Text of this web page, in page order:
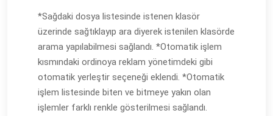
*Sağdaki dosya listesinde istenen klasör
üzerinde sağtıklayıp ara diyerek istenilen klasörde
arama yapılabilmesi sağlandı. *Otomatik işlem
kısmındaki ordinoya reklam yönetimdeki gibi
otomatik yerleştir seçeneği eklendi. *Otomatik
işlem listesinde biten ve bitmeye yakın olan
işlemler farklı renkle gösterilmesi sağlandı.